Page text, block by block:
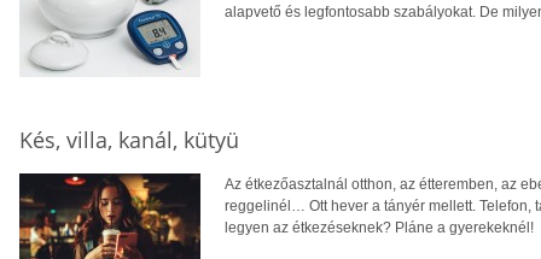
alapvető és legfontosabb szabályokat. De
Kés, villa, kanál, kütyü
Az étkezőasztalnál otthon, az étteremben, az
reggelinél… Ott hever a tányér mellett. Telefon,
legyen az étkezéseknek? Pláne a gyerekeknél!